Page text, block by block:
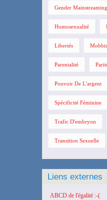
Gender Mainstreaming
Homosexualité
Libertés
Parentalité
Pouvoir De L'argent
Spécificité Féminine
Trafic D'embryon
Transition Sexuelle
Liens externes
ABCD de l'égalité :-(